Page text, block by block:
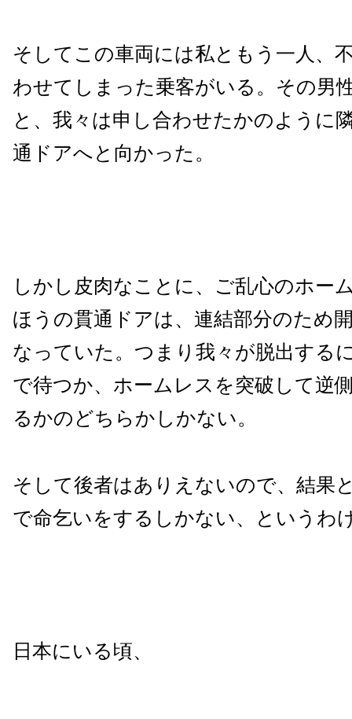
そしてこの車両には私ともう一人、
わせてしまった乗客がいる。その男
と、我々は申し合わせたかのように
通ドアへと向かった。
しかし皮肉なことに、ご乱心のホー
ほうの貫通ドアは、連結部分のため
なっていた。つまり我々が脱出する
で待つか、ホームレスを突破して逆
るかのどちらかしかない。
そして後者はありえないので、結果
で命乞いをするしかない、というわ
日本にいる頃、